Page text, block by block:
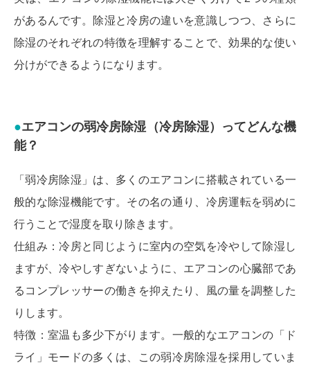
があるんです。除湿と冷房の違いを意識しつつ、さらに
除湿のそれぞれの特徴を理解することで、効果的な使い
分けができるようになります。
エアコンの弱冷房除湿（冷房除湿）ってどんな機
能？
「弱冷房除湿」は、多くのエアコンに搭載されている一
般的な除湿機能です。その名の通り、冷房運転を弱めに
行うことで湿度を取り除きます。
仕組み：冷房と同じように室内の空気を冷やして除湿し
ますが、冷やしすぎないように、エアコンの心臓部であ
るコンプレッサーの働きを抑えたり、風の量を調整した
りします。
特徴：室温も多少下がります。一般的なエアコンの「ド
ライ」モードの多くは、この弱冷房除湿を採用していま